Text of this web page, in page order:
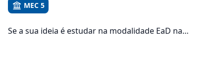
MEC 5
Se a sua ideia é estudar na modalidade EaD na